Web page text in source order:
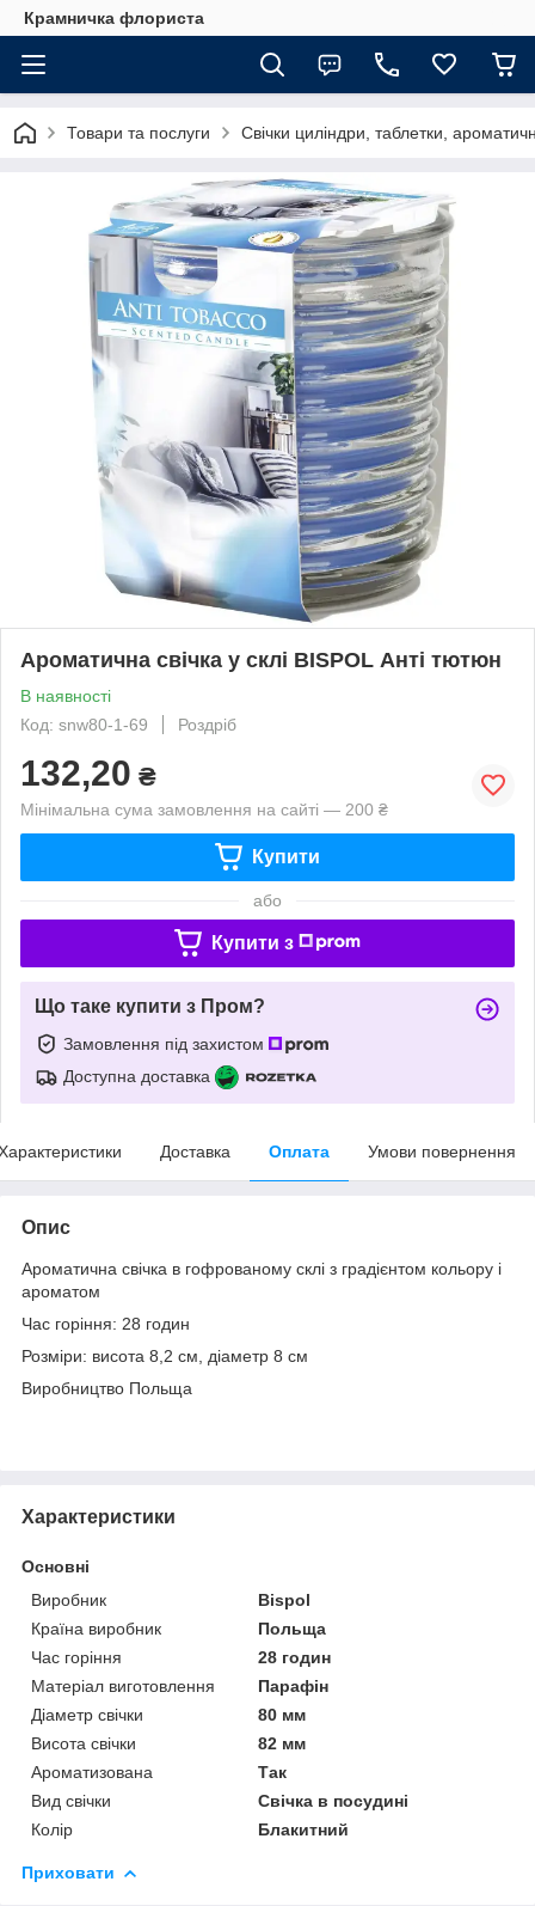
Крамничка флориста
Товари та послуги Свічки циліндри, таблетки,
Ароматична свічка у склі BISPOL Анті тютюн
В наявності
Код: snw80-1-69
Роздріб
132,20 ₴
Мінімальна сума замовлення на сайті — 200 ₴
Купити
або
Купити з
Що таке купити з Пром?
Замовлення під захистом
Доступна доставка
Доставка Оплата Умови повернення
Опис
Ароматична свічка в гофрованому склі з градієнтом кольору і
ароматом
Час горіння: 28 годин
Розміри: висота 8,2 см, діаметр 8 см
Виробництво Польща
Характеристики
Основні
Виробник
Bispol
Країна виробник
Польща
Час горіння
28 годин
Матеріал виготовлення
Парафін
Діаметр свічки
80 мм
Висота свічки
82 мм
Ароматизована
Так
Вид свічки
Свічка в посудині
Колір
Блакитний
Приховати